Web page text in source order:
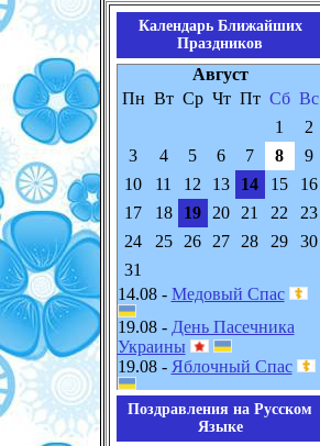
Календарь Ближайших
Праздников
Август
Пн Вт Ср Чт Пт Сб Вс
1
2
3
4 5 6 7 8
9
10
11 12 13 14 15
16
17
18 19 20 21 22
23
24
25 26 27 28 29
30
31
14.08 - Медовый Спас
19.08 - День Пасечника
Украины
19.08 - Яблочный Спас
Поздравления на Русском
Языке